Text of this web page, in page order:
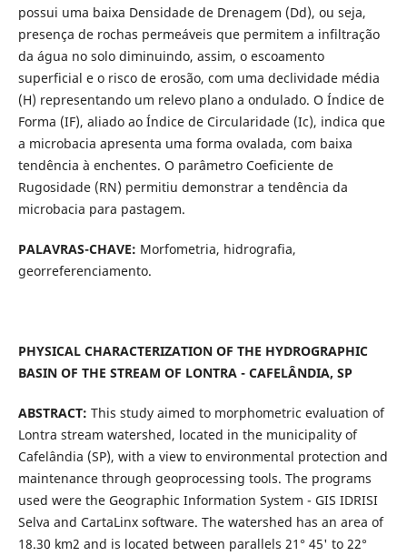
possui uma baixa Densidade de Drenagem (Dd), ou seja,
presença de rochas permeáveis que permitem a infiltração
da água no solo diminuindo, assim, o escoamento
superficial e o risco de erosão, com uma declividade média
(H) representando um relevo plano a ondulado. O Índice de
Forma (IF), aliado ao Índice de Circularidade (Ic), indica que
a microbacia apresenta uma forma ovalada, com baixa
tendência à enchentes. O parâmetro Coeficiente de
Rugosidade (RN) permitiu demonstrar a tendência da
microbacia para pastagem.
PALAVRAS-CHAVE: Morfometria, hidrografia,
georreferenciamento.
PHYSICAL CHARACTERIZATION OF THE HYDROGRAPHIC
BASIN OF THE STREAM OF LONTRA - CAFELÂNDIA, SP
ABSTRACT: This study aimed to morphometric evaluation of
Lontra stream watershed, located in the municipality of
Cafelândia (SP), with a view to environmental protection and
maintenance through geoprocessing tools. The programs
used were the Geographic Information System - GIS IDRISI
Selva and CartaLinx software. The watershed has an area of
18.30 km2 and is located between parallels 21° 45' to 22°